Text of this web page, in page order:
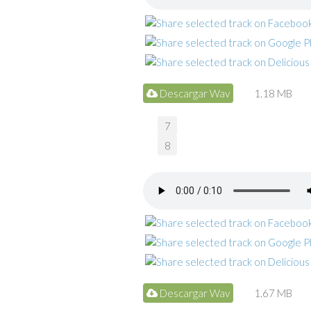
Descargar Wav 1.18 MB
Descargar Wav 1.67 MB
7
8